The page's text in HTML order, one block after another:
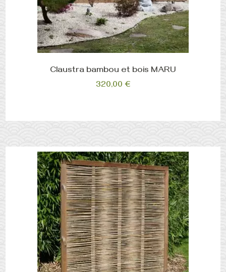
Claustra bambou et bois MARU
320,00 €